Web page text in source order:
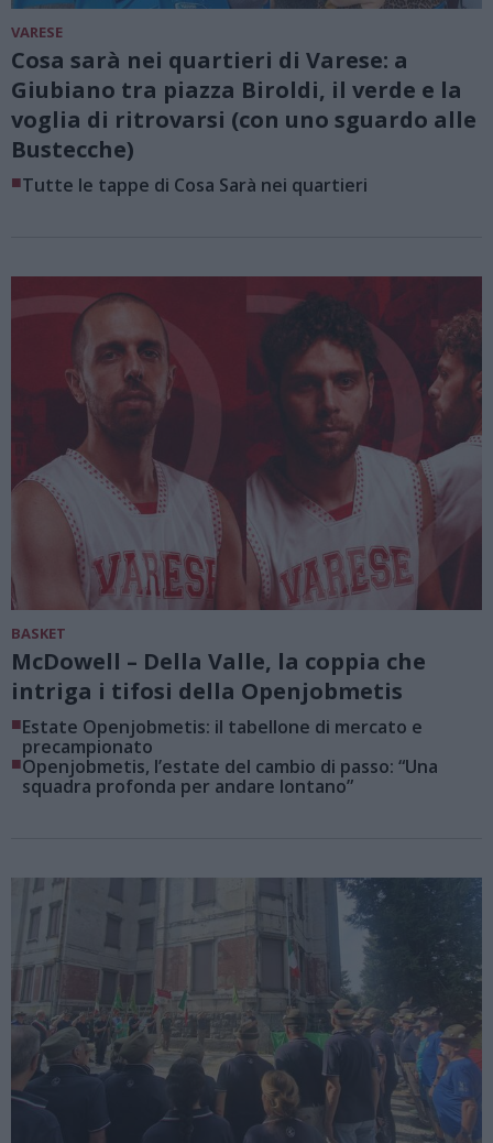
VARESE
Cosa sarà nei quartieri di Varese: a
Giubiano tra piazza Biroldi, il verde e la
voglia di ritrovarsi (con uno sguardo alle
Bustecche)
■Tutte le tappe di Cosa Sarà nei quartieri
BASKET
McDowell – Della Valle, la coppia che
intriga i tifosi della Openjobmetis
■Estate Openjobmetis: il tabellone di mercato e
precampionato
■Openjobmetis, l’estate del cambio di passo: “Una
squadra profonda per andare lontano”